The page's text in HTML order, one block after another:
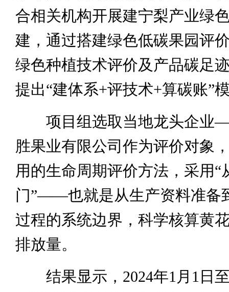
合相关机构开展建宁梨产业绿
建，通过搭建绿色低碳果园评
绿色种植技术评价及产品碳足
提出“建体系+评技术+算碳账”
项目组选取当地龙头企业
胜果业有限公司作为评价对象
用的生命周期评价方法，采用“
门”——也就是从生产资料准备
过程的系统边界，科学核算黄
排放量。
结果显示，2024年1月1日至